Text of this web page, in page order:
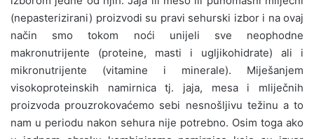
(nepasterizirani) proizvodi su pravi sehurski izbor i na ovaj
način smo tokom noći unijeli sve neophodne
makronutrijente (proteine, masti i ugljikohidrate) ali i
mikronutrijente (vitamine i minerale). Miješanjem
visokoproteinskih namirnica tj. jaja, mesa i mliječnih
proizvoda prouzrokovaćemo sebi nesnošljivu težinu a to
nam u periodu nakon sehura nije potrebno. Osim toga ako